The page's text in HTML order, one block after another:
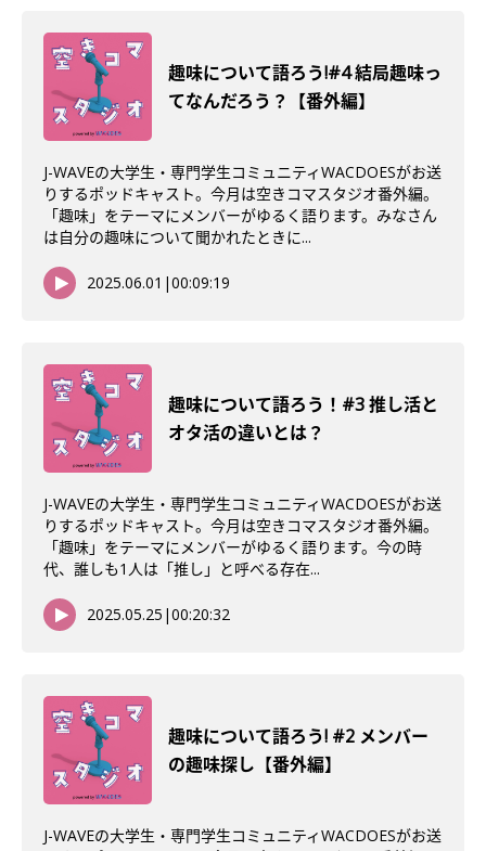
趣味について語ろう!#4 結局趣味っ
てなんだろう？【番外編】
J-WAVEの大学生・専門学生コミュニティWACDOESがお送
りするポッドキャスト。今月は空きコマスタジオ番外編。
「趣味」をテーマにメンバーがゆるく語ります。みなさん
は自分の趣味について聞かれたときに...
2025.06.01 |00:09:19
趣味について語ろう！#3 推し活と
オタ活の違いとは？
J-WAVEの大学生・専門学生コミュニティWACDOESがお送
りするポッドキャスト。今月は空きコマスタジオ番外編。
「趣味」をテーマにメンバーがゆるく語ります。今の時
代、誰しも1人は「推し」と呼べる存在...
2025.05.25 |00:20:32
趣味について語ろう! #2 メンバー
の趣味探し【番外編】
J-WAVEの大学生・専門学生コミュニティWACDOESがお送